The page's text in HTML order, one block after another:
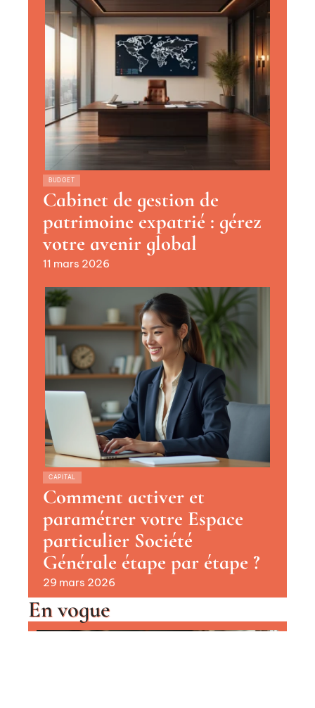
BUDGET
Cabinet de gestion de
patrimoine expatrié : gérez
votre avenir global
11 mars 2026
CAPITAL
Comment activer et
paramétrer votre Espace
particulier Société
Générale étape par étape ?
29 mars 2026
En vogue